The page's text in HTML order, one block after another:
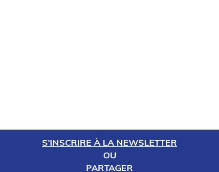
S'INSCRIRE À LA NEWSLETTER
OU
PARTAGER